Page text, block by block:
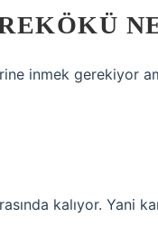
inmek gerekiyor
kalıyor. Yani